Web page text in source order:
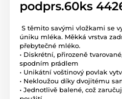
podprs.60ks
S těmito savými vložkami se
úniku mléka. Měkká vrstva
přebytečné mléko.
• Diskrétní, přirozeně
spodním prádlem
• Unikátní voštinový povlak
• Nekloužou díky dvojitému
• Jednotlivě balené, což